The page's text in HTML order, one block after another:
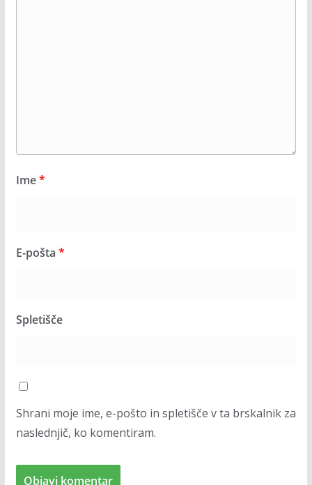
Ime*
E-pošta *
Spletišče
Shrani moje ime, e-pošto in spletišče v ta brskalnik za
naslednjič, ko komentiram.